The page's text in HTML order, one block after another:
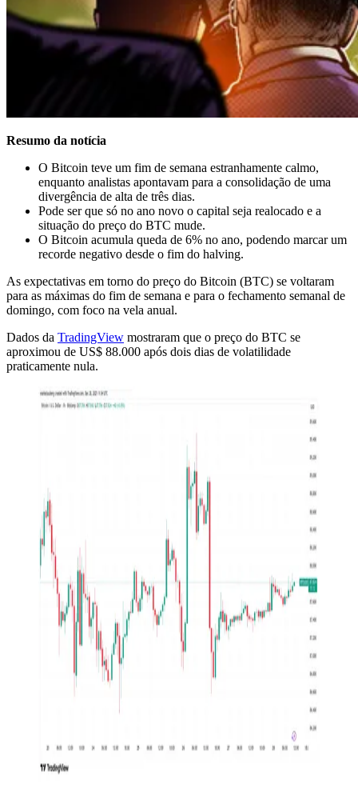
Resumo da notícia
O Bitcoin teve um fim de semana estranhamente calmo,
enquanto analistas apontavam para a consolidação de uma
divergência de alta de três dias.
Pode ser que só no ano novo o capital seja realocado e a
situação do preço do BTC mude.
O Bitcoin acumula queda de 6% no ano, podendo marcar um
recorde negativo desde o fim do halving.
As expectativas em torno do preço do Bitcoin (BTC) se voltaram
para as máximas do fim de semana e para o fechamento semanal de
domingo, com foco na vela anual.
Dados da TradingView mostraram que o preço do BTC se
aproximou de US$ 88.000 após dois dias de volatilidade
praticamente nula.